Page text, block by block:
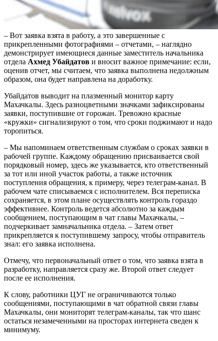
– Вот заявка взята в работу, а это завершенные с
прикрепленными фотографиями – отчетами, – наглядно
демонстрирует имеющиеся данные заместитель начальника
отдела Ахмед Убайдатов и вносит важное примечание: если,
оценив отчет, мы считаем, что заявка выполнена недолжным
образом, она будет направлена на доработку.
Убайдатов выводит на плазменный монитор карту
Махачкалы. Здесь разноцветными значками зафиксированы
заявки, поступившие от горожан. Тревожно красные
«кружки» сигнализируют о том, что сроки поджимают и надо
торопиться.
– Мы напоминаем ответственным службам о сроках заявки в
рабочей группе. Каждому обращению присваивается свой
порядковый номер, здесь же указывается, кто ответственный
за тот или иной участок работы, а также источник
поступления обращения, к примеру, через телеграм-канал. В
рабочем чате списываемся с исполнителем. Вся переписка
сохраняется, в этом плане осуществлять контроль гораздо
эффективнее. Контроль ведется абсолютно за каждым
сообщением, поступающим в чат главы Махачкалы, –
подчеркивает замначальника отдела. – Затем ответ
прикрепляется к поступившему запросу, чтобы отправитель
знал: его заявка исполнена.
Отмечу, что первоначальный ответ о том, что заявка взята в
разработку, направляется сразу же. Второй ответ следует
после ее исполнения.
К слову, работники ЦУГ не ограничиваются только
сообщениями, поступающими в чат обратной связи главы
Махачкалы, они мониторят телеграм-каналы, так что шанс
остаться незамеченными на просторах интернета сведен к
минимуму.